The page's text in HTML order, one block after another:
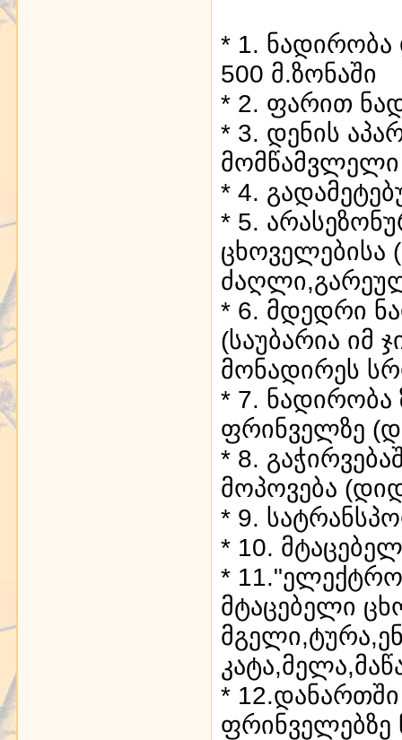
* 1.
500 მ.ზონაში
* 2. ფარით
* 3. დენის
მომწამვლელი
* 4.
* 5.
ცხოველებისა
* 6. მდედრი
(საუბარია იმ
მონადირეს
* 7.
ფრინველზე
* 8.
მოპოვება
* 9.
* 10.
*
მტაცებელი
*
ფრინველებზე